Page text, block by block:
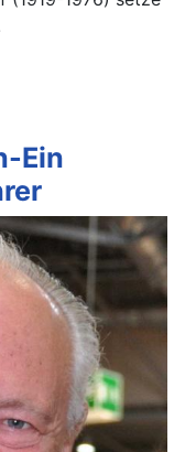
Ein